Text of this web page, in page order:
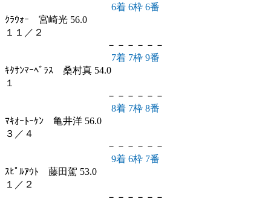
6着 6枠 6番
ｸﾗｳｫｰ 宮崎光 56.0
１１／２
－－－－－－
7着 7枠 9番
ｷﾀｻﾝﾏｰﾍﾞﾗｽ 桑村真 54.0
１
－－－－－－
8着 7枠 8番
ﾏｷｵｰﾄｰｹﾝ 亀井洋 56.0
３／４
－－－－－－
9着 6枠 7番
ｽﾋﾟﾙｱｳﾄ 藤田駕 53.0
１／２
－－－－－－